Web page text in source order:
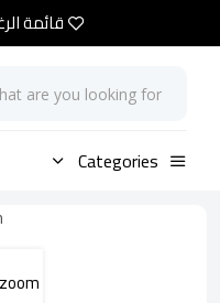
قائمة
Categories
الرئيسية